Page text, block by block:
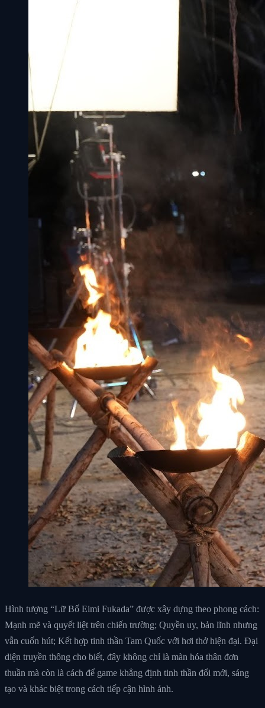
Hình tượng “Lữ Bố Eimi Fukada” được xây dựng theo phong cách:
Mạnh mẽ và quyết liệt trên chiến trường; Quyền uy, bản lĩnh nhưng
vẫn cuốn hút; Kết hợp tinh thần Tam Quốc với hơi thở hiện đại. Đại
diện truyền thông cho biết, đây không chỉ là màn hóa thân đơn
thuần mà còn là cách để game khẳng định tinh thần đổi mới, sáng
tạo và khác biệt trong cách tiếp cận hình ảnh.